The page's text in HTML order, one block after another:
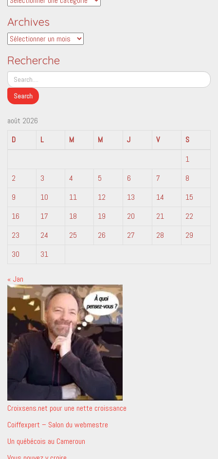
Archives
Archives
Recherche
août 2026
D
L M M J V
S
1
2
3 4 5 6 7
8
9
10 11 12 13 14
15
16
17 18 19 20 21
22
23
24 25 26 27 28
29
30
31
« Jan
Croixsens.net pour une nette croissance
Coiffexpert – Salon du webmestre
Un québécois au Cameroun